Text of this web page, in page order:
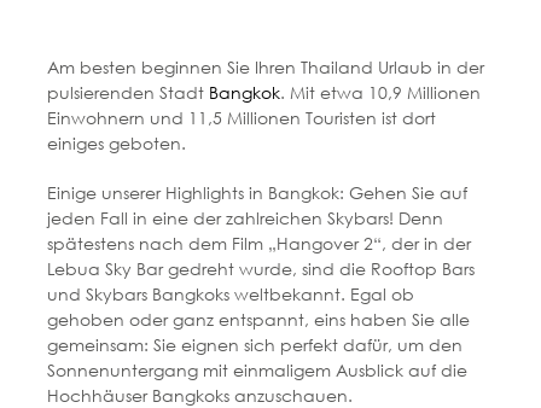
Am besten beginnen Sie Ihren Thailand Urlaub in der
pulsierenden Stadt Bangkok. Mit etwa 10,9 Millionen
Einwohnern und 11,5 Millionen Touristen ist dort
einiges geboten.
Einige unserer Highlights in Bangkok: Gehen Sie auf
jeden Fall in eine der zahlreichen Skybars! Denn
spätestens nach dem Film „Hangover 2“, der in der
Lebua Sky Bar gedreht wurde, sind die Rooftop Bars
und Skybars Bangkoks weltbekannt. Egal ob
gehoben oder ganz entspannt, eins haben Sie alle
gemeinsam: Sie eignen sich perfekt dafür, um den
Sonnenuntergang mit einmaligem Ausblick auf die
Hochhäuser Bangkoks anzuschauen.